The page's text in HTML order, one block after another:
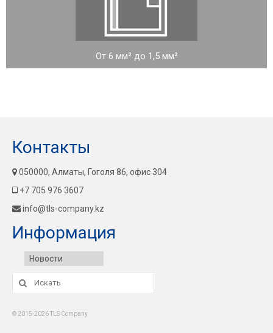
От 6 мм² до 1,5 мм²
Контакты
050000, Алматы, Гоголя 86, офис 304
+7 705 976 3607
info@tls-company.kz
Информация
Новости
Искать:
© 2015-2026 TLS Company